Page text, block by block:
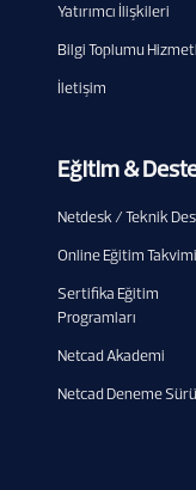
Yatırımcı İlişkileri
Bilgi Toplumu
İletişim
Eğitim &
Netdesk / Teknik
Online Eğitim Takvimi
Sertifika Eğitim
Programları
Netcad Akademi
Netcad Deneme